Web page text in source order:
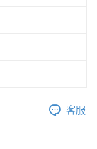
客服